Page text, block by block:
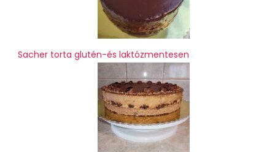
Sacher torta glutén-és laktózmentesen